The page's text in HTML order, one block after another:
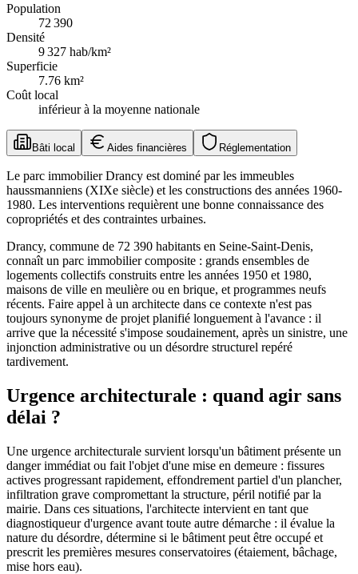
Population
72 390
Densité
9 327 hab/km²
Superficie
7.76 km²
Coût local
inférieur à la moyenne nationale
Bâti local Aides financières Réglementation
Le parc immobilier Drancy est dominé par les immeubles
haussmanniens (XIXe siècle) et les constructions des années 1960-
1980. Les interventions requièrent une bonne connaissance des
copropriétés et des contraintes urbaines.
Drancy, commune de 72 390 habitants en Seine-Saint-Denis,
connaît un parc immobilier composite : grands ensembles de
logements collectifs construits entre les années 1950 et 1980,
maisons de ville en meulière ou en brique, et programmes neufs
récents. Faire appel à un architecte dans ce contexte n'est pas
toujours synonyme de projet planifié longuement à l'avance : il
arrive que la nécessité s'impose soudainement, après un sinistre, une
injonction administrative ou un désordre structurel repéré
tardivement.
Urgence architecturale : quand agir sans
délai ?
Une urgence architecturale survient lorsqu'un bâtiment présente un
danger immédiat ou fait l'objet d'une mise en demeure : fissures
actives progressant rapidement, effondrement partiel d'un plancher,
infiltration grave compromettant la structure, péril notifié par la
mairie. Dans ces situations, l'architecte intervient en tant que
diagnostiqueur d'urgence avant toute autre démarche : il évalue la
nature du désordre, détermine si le bâtiment peut être occupé et
prescrit les premières mesures conservatoires (étaiement, bâchage,
mise hors eau).